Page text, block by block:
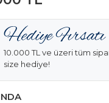
10.000 TL ve üzeri tüm
size hediye!